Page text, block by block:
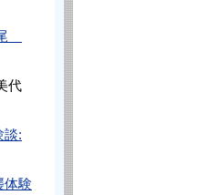
代
談:
体験